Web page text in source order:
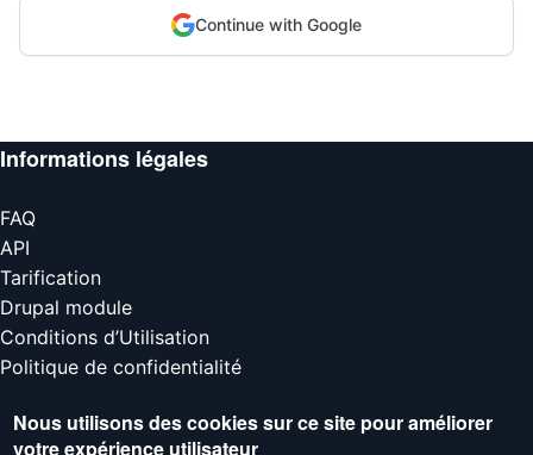
Continue with Google
Informations légales
FAQ
API
Tarification
Drupal module
Conditions d’Utilisation
Politique de confidentialité
Nobotiqest une solution intelligente de protection des
Nous utilisons des cookies sur ce site pour améliorer
votre expérience utilisateur